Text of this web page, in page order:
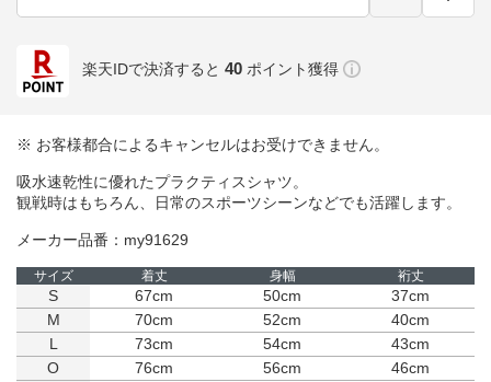
楽天IDで決済すると 40 ポイント獲得
※ お客様都合によるキャンセルはお受けできません。
吸水速乾性に優れたプラクティスシャツ。
観戦時はもちろん、日常のスポーツシーンなどでも活躍します。
メーカー品番：my91629
サイズ 着丈 身幅 裄丈
S 67cm 50cm
37cm
M
70cm 52cm
40cm
L
73cm 54cm
43cm
O
76cm 56cm
46cm